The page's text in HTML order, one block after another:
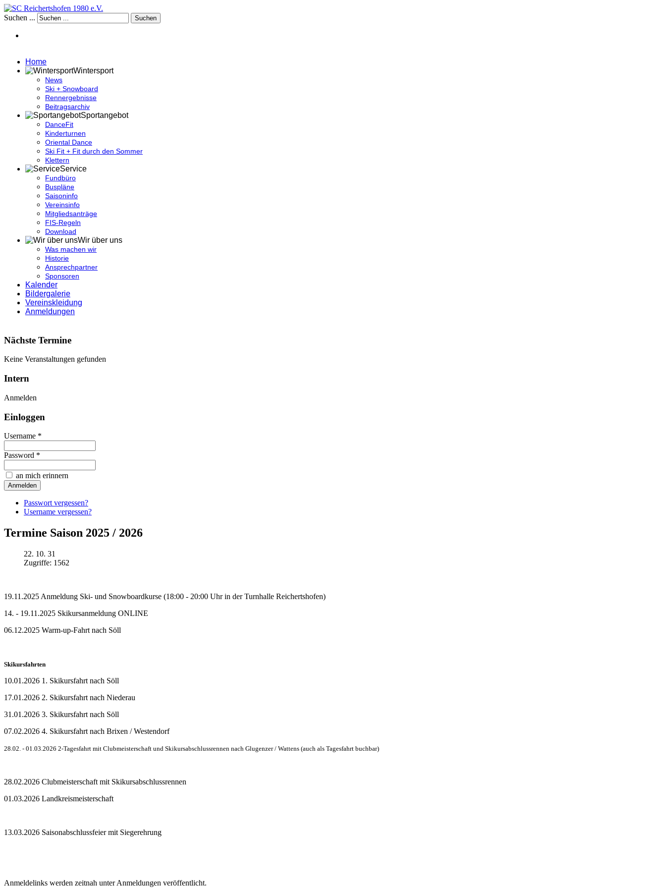
Suchen ... Suchen
Home
Wintersport
News
Ski + Snowboard
Rennergebnisse
Beitragsarchiv
Sportangebot
DanceFit
Kinderturnen
Oriental Dance
Ski Fit + Fit durch den Sommer
Klettern
Service
Fundbüro
Buspläne
Saisoninfo
Vereinsinfo
Mitgliedsanträge
FIS-Regeln
Download
Wir über uns
Was machen wir
Historie
Ansprechpartner
Sponsoren
Kalender
Bildergalerie
Vereinskleidung
Anmeldungen
Nächste Termine
Keine Veranstaltungen gefunden
Intern
Anmelden
Einloggen
Username *
Password *
an mich erinnern
Passwort vergessen?
Username vergessen?
Termine Saison 2025 / 2026
22. 10. 31
Zugriffe: 1562
19.11.2025 Anmeldung Ski- und Snowboardkurse (18:00 - 20:00 Uhr in der Turnhalle Reichertshofen)
14. - 19.11.2025 Skikursanmeldung ONLINE
06.12.2025 Warm-up-Fahrt nach Söll
Skikursfahrten
10.01.2026 1. Skikursfahrt nach Söll
17.01.2026 2. Skikursfahrt nach Niederau
31.01.2026 3. Skikursfahrt nach Söll
07.02.2026 4. Skikursfahrt nach Brixen / Westendorf
28.02. - 01.03.2026 2-Tagesfahrt mit Clubmeisterschaft und Skikursabschlussrennen nach Glugenzer / Wattens (auch als Tagesfahrt buchbar)
28.02.2026 Clubmeisterschaft mit Skikursabschlussrennen
01.03.2026 Landkreismeisterschaft
13.03.2026 Saisonabschlussfeier mit Siegerehrung
Anmeldelinks werden zeitnah unter Anmeldungen veröffentlicht.